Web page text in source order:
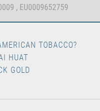
, EU0009652759
TOBACCO?
HUAT
GOLD